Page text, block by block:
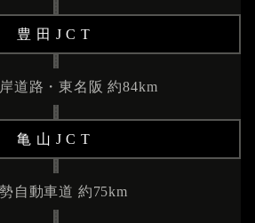
豊田JCT
道路・東名阪 約84km
亀山JCT
自動車道 約75km